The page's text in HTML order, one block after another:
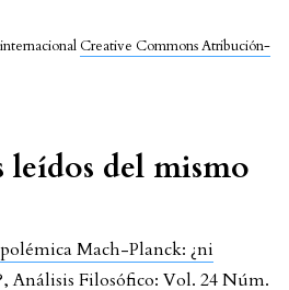
Creative Commons Atribución-
leídos del mismo
Mach-Planck: ¿ni
,Análisis Filosófico: Vol. 24 Núm.